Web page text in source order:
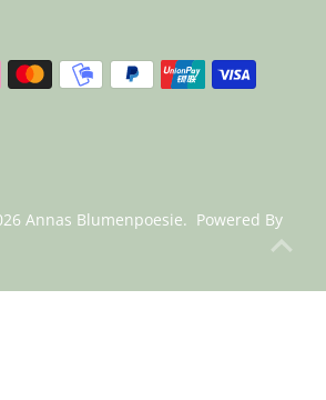
Annas Blumenpoesie. Powered By